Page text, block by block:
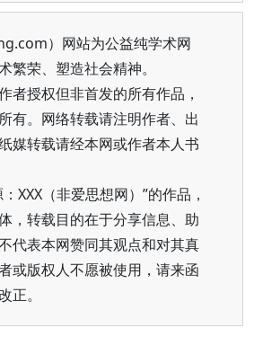
）网站为公益纯学术网
繁荣、塑造社会精神。
者授权但非首发的所有作品，
有。网络转载请注明作者、出
媒转载请经本网或作者本人书
XXX（非爱思想网）”的作品，
，转载目的在于分享信息、助
代表本网赞同其观点和对其真
或版权人不愿被使用，请来函
正。